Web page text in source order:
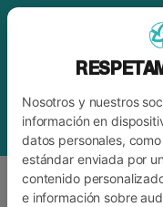
Nosotros y nuestros
información en
datos personales,
estándar enviada por
contenido
e información sobre